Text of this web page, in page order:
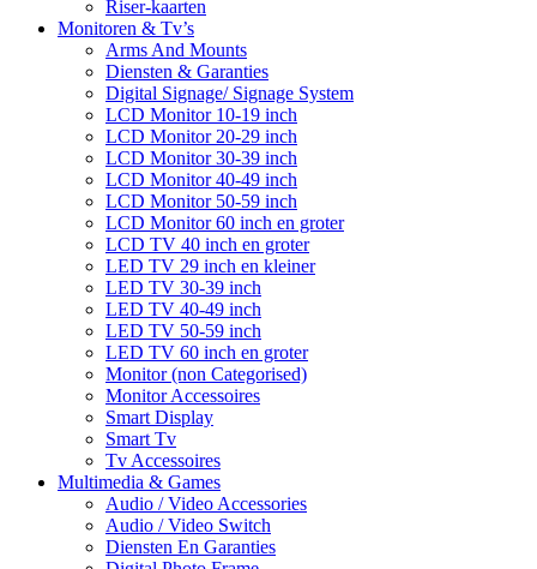
Riser-kaarten
Monitoren & Tv’s
Arms And Mounts
Diensten & Garanties
Digital Signage/ Signage System
LCD Monitor 10-19 inch
LCD Monitor 20-29 inch
LCD Monitor 30-39 inch
LCD Monitor 40-49 inch
LCD Monitor 50-59 inch
LCD Monitor 60 inch en groter
LCD TV 40 inch en groter
LED TV 29 inch en kleiner
LED TV 30-39 inch
LED TV 40-49 inch
LED TV 50-59 inch
LED TV 60 inch en groter
Monitor (non Categorised)
Monitor Accessoires
Smart Display
Smart Tv
Tv Accessoires
Multimedia & Games
Audio / Video Accessories
Audio / Video Switch
Diensten En Garanties